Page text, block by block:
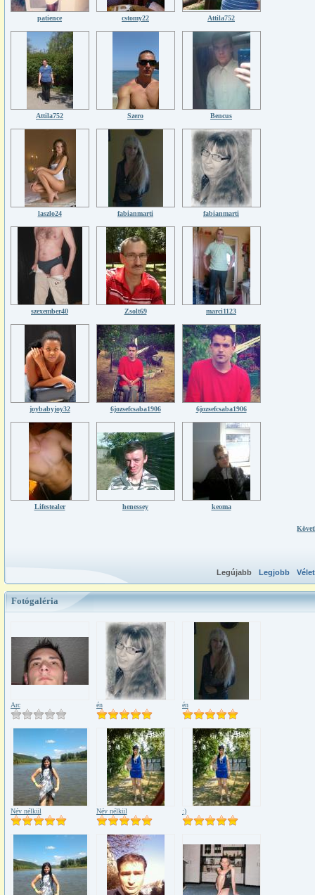
patience cstomy22 Attila752
Attila752 Szero Bencus
laszlo24 fabianmarti fabianmarti
szexember40 Zsolt69 marci1123
joybabyjoy32 6jozsefcsaba1906 6jozsefcsaba1906
Lifestealer henessey keoma
Legújabb Legjobb
Fotógaléria
Arc én én
Név nélkül Név nélkül :)